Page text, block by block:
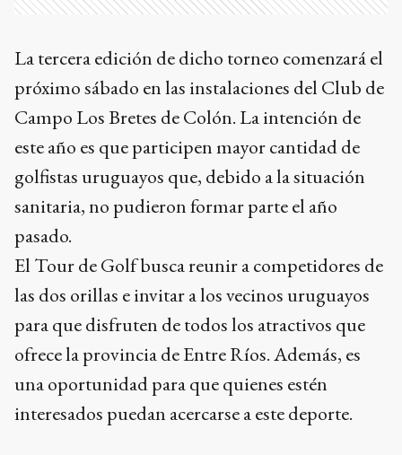
La tercera edición de dicho torneo comenzará el
próximo sábado en las instalaciones del Club de
Campo Los Bretes de Colón. La intención de
este año es que participen mayor cantidad de
golfistas uruguayos que, debido a la situación
sanitaria, no pudieron formar parte el año
pasado.
El Tour de Golf busca reunir a competidores de
las dos orillas e invitar a los vecinos uruguayos
para que disfruten de todos los atractivos que
ofrece la provincia de Entre Ríos. Además, es
una oportunidad para que quienes estén
interesados puedan acercarse a este deporte.